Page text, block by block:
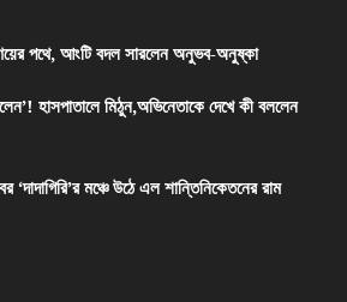
পথে, আংটি বদল সারলেন অনুভব-অনুষ্কা
হাসপাতালে মিঠুন,অভিনেতাকে দেখে কী বললেন
মঞ্চে উঠে এল শান্তিনিকেতনের রাম